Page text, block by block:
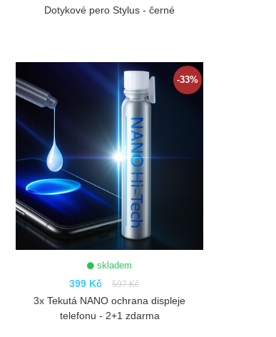
ZOBRAZIT
Dotykové pero Stylus - černé
-33%
skladem
399 Kč 597 Kč
3x Tekutá NANO ochrana displeje
telefonu - 2+1 zdarma